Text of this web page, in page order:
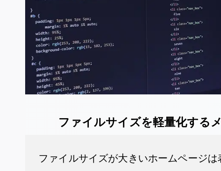
ファイルサイズを軽量化する
ファイルサイズが大きいホームページ